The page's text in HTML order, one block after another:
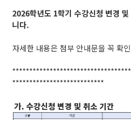
2026학년도 1학기 수강신청 변경
니다.
자세한 내용은 첨부 안내문을 꼭 확
***************************
가. 수강신청 변경 및 취소 기간